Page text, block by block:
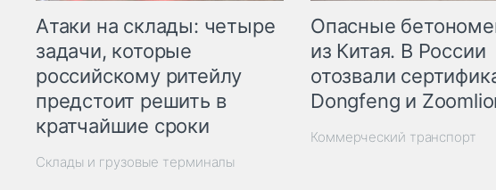
Атаки на склады: четыре
задачи, которые
российскому ритейлу
предстоит решить в
кратчайшие сроки
Склады и грузовые терминалы
Опасные
из Китая. В России
отозвали
Dongfeng и
Коммерческий транспорт